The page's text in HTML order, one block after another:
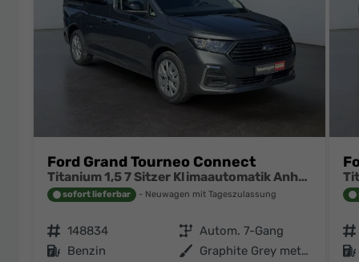
Ford Grand Tourneo Connect
Titanium 1,5 7 Sitzer Klimaautomatik Anhängerkupplung Sitzheizung Einparkhilfe Kamera 17 Zoll Leichtmetall ACC
sofort lieferbar Neuwagen mit Tageszulassung
Fahrzeugnr. 148834 Getriebe Autom. 7-Gang
Kraftstoff Benzin Außenfarbe
Graphite Grey metallic
Fahrzeugnr.
Kraftstoff